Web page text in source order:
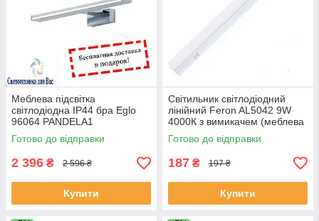
Меблева підсвітка
світлодіодна IP44 бра Eglo
96064 PANDELA1
Готово до відправки
2 396 ₴ 2 596 ₴
Купити
Світильник світлодіодний
лінійний Feron AL5042 9W
4000К з вимикачем (меблева
підсвітка) 60см 800Lm
Готово до відправки
187 ₴ 197 ₴
Купити